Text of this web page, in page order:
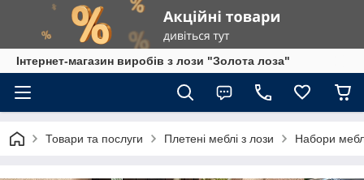
Інтернет-магазин виробів з лози "Золота лоза"
Товари та послуги Плетені меблі з лози Набори